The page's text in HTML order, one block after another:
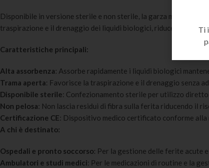
Disponibile in versione sterile e non sterile, la garza medicale
traspirazione e il drenaggio dei liquidi biologici, riducendo il
Caratteristiche principali:
Alta assorbenza: Assorbe rapidamente i liquidi biologici
Trama aperta: Favorisce la traspirazione e il drenaggio senza
Disponibile sterile: Confezionamento sterile per utilizzo
Non pelosa: Non lascia residui di fibra sulla ferita riducendo il
Certificazione CE: Dispositivo medico certificato conforme
A chi è destinato:
Ospedali e pronto soccorso: Per la gestione delle ferite acute
Ambulatori e studi medici: Per le medicazioni di routine e la
Ti